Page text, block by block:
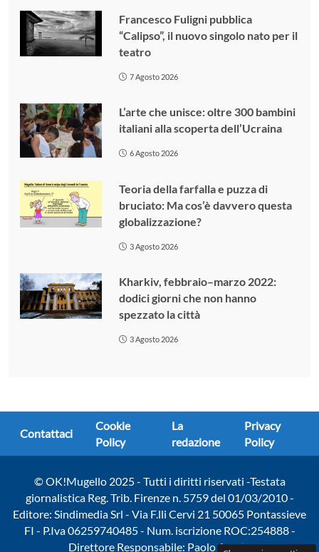
Francesco Fuligni pubblica
“Calipso”, il nuovo singolo nato per il
teatro
7 Agosto 2026
L’arte che unisce: oltre 300 bambini
italiani alla scoperta dell’Ucraina
6 Agosto 2026
Teoria della farfalla e puzza di
bruciato: Ma cos’è davvero questa
globalizzazione?
3 Agosto 2026
Kharkiv, febbraio–marzo 2022:
dodici giorni che non hanno
spezzato la città
3 Agosto 2026
Contattaci
Cookie
Policy
La
redazione
Privacy
Policy
© OK!Mugello 2025 - Tutti i diritti riservati -Testata
giornalistica Reg. Trib. Firenze n. 5759 del 01/03/2010 -
Editore: Sindimedia Srl - Via F.lli Cervi 21 50065 Pontassieve
FI - P.Iva 06259740485 - Num. iscrizione ROC:254888 -
Direttore Responsabile: Paolo Amato